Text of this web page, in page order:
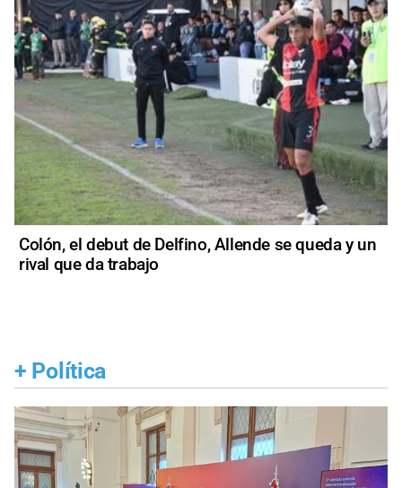
Colón, el debut de Delfino, Allende se queda y un
rival que da trabajo
+ Política